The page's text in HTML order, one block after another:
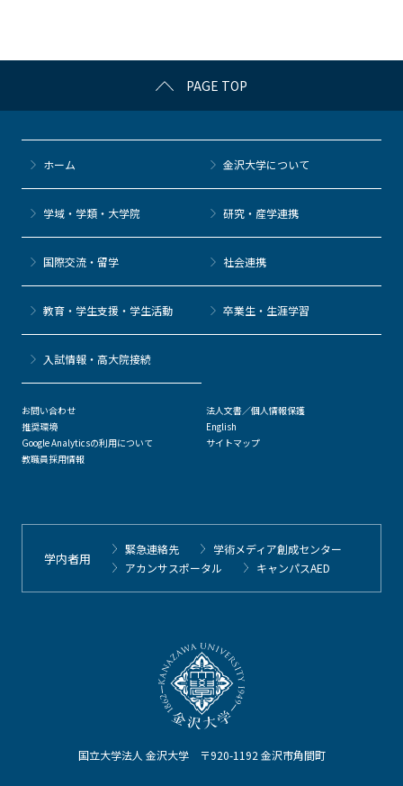
k
PAGE TOP
国立大学法人 金沢大学 〒920-1192 金沢市角間町
ホーム 金沢大学について
学域・学類・大学院 研究・産学連携
国際交流・留学 社会連携
教育・学生支援・学生活動 卒業生・生涯学習
⼊試情報・高大院接続
お問い合わせ
推奨環境
Google Analyticsの利用について
教職員採用情報
法人文書／個人情報保護
English
サイトマップ
学内者用
緊急連絡先
学術メディア創成センター
アカンサスポータル
キャンパスAED